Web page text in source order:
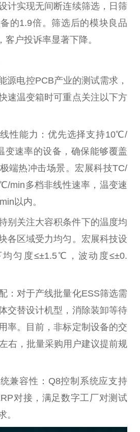
计实现无间断连续筛选，日筛
的1.9倍。筛选后的模块良品
户投诉率显著下降。
源电控PCB产业的测试需求，
速温变箱时可重点关注以下方
性能力：优先选择支持10℃/
变速率的设备，确保能够覆盖
端热冲击场景。宏展科技TC/
min多档非线性速率，温变速
以内。
别关注大容积条件下的温度均
各区域受力均匀。宏展科技设
均匀度≤±1.5℃，波动度≤±0.
：对于产线批量化ESS筛选需
交替设计机型，消除装卸等待
率。目前，非标定制设备的交
右，批量采购用户建议提前规
兼容性：Q8控制系统应支持
对接，满足数字工厂对测试
。